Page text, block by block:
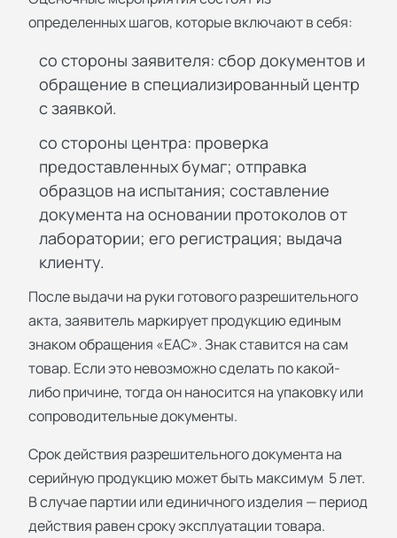
определенных шагов, которые включают в себя:
со стороны заявителя: сбор документов и
обращение в специализированный центр
с заявкой.
со стороны центра: проверка
предоставленных бумаг; отправка
образцов на испытания; составление
документа на основании протоколов от
лаборатории; его регистрация; выдача
клиенту.
После выдачи на руки готового разрешительного
акта, заявитель маркирует продукцию единым
знаком обращения «EAC». Знак ставится на сам
товар. Если это невозможно сделать по какой-
либо причине, тогда он наносится на упаковку или
сопроводительные документы.
Срок действия разрешительного документа на
серийную продукцию может быть максимум 5 лет.
В случае партии или единичного изделия — период
действия равен сроку эксплуатации товара.